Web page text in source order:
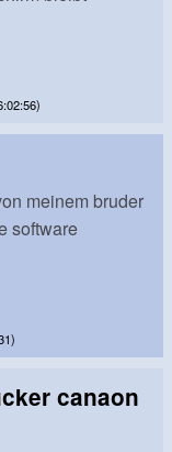
meinem bruder
software
canaon